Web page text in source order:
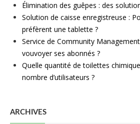
Élimination des guêpes : des
Solution de caisse enregistreuse :
préfèrent une tablette ?
Service de Community
vouvoyer ses abonnés ?
Quelle quantité de toilettes
nombre d’utilisateurs ?
ARCHIVES